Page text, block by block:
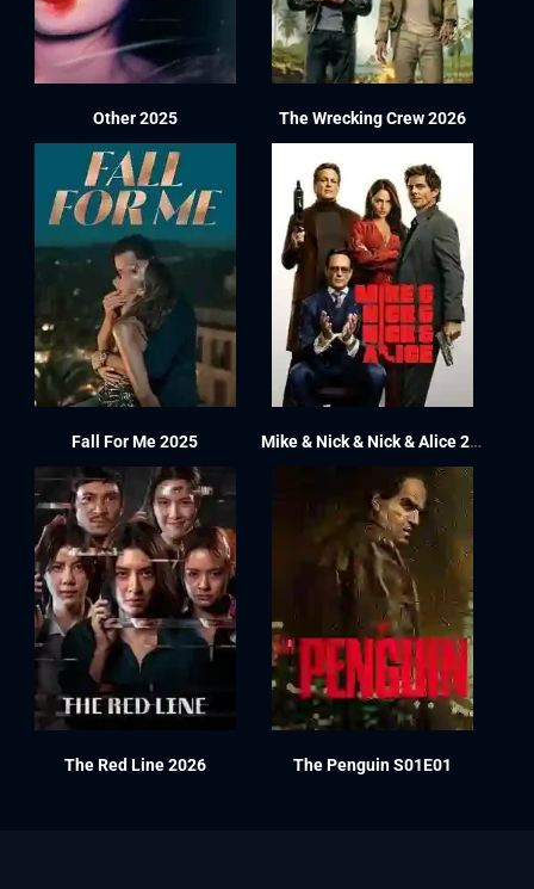
Other 2025 The Wrecking Crew 2026
Fall For Me 2025 Mike & Nick & Nick & Alice 2026
The Red Line 2026 The Penguin S01E01